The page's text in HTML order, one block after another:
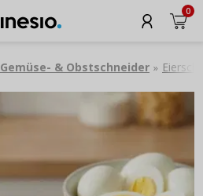
0
Gemüse- & Obstschneider »